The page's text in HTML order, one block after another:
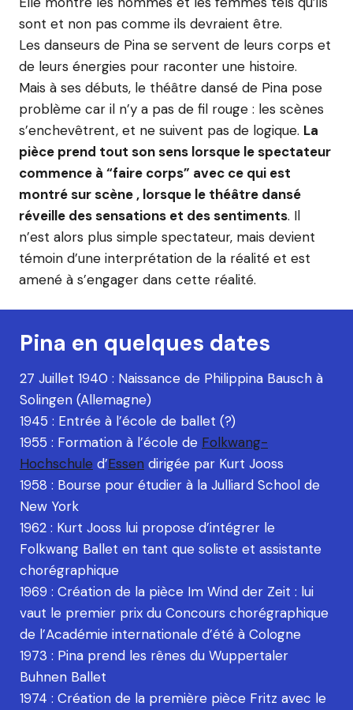
sont et non pas comme ils devraient être.
Les danseurs de Pina se servent de leurs corps et
de leurs énergies pour raconter une histoire.
Mais à ses débuts, le théâtre dansé de Pina pose
problème car il n’y a pas de fil rouge : les scènes
s’enchevêtrent, et ne suivent pas de logique. La
pièce prend tout son sens lorsque le spectateur
commence à “faire corps” avec ce qui est
montré sur scène , lorsque le théâtre dansé
réveille des sensations et des sentiments. Il
n’est alors plus simple spectateur, mais devient
témoin d’une interprétation de la réalité et est
amené à s’engager dans cette réalité.
Pina en quelques dates
27 Juillet 1940 : Naissance de Philippina Bausch à
Solingen (Allemagne)
1945 : Entrée à l’école de ballet (?)
1955 : Formation à l’école de Folkwang-
Hochschule d’Essen dirigée par Kurt Jooss
1958 : Bourse pour étudier à la Julliard School de
New York
1962 : Kurt Jooss lui propose d’intégrer le
Folkwang Ballet en tant que soliste et assistante
chorégraphique
1969 : Création de la pièce Im Wind der Zeit : lui
vaut le premier prix du Concours chorégraphique
de l’Académie internationale d’été à Cologne
1973 : Pina prend les rênes du Wuppertaler
Buhnen Ballet
1974 : Création de la première pièce Fritz avec le